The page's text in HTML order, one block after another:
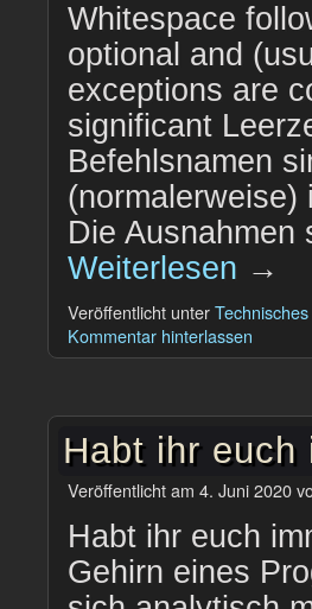
Whitespace
optional and
exceptions are
significant
Befehlsnamen
Die
Weiterlesen →
Veröffentlicht unterTechnisches
Kommentar hinterlassen
Habt ihr euch
Veröffentlicht am 4. Juni 2020
Habt ihr euch
Gehirn eines